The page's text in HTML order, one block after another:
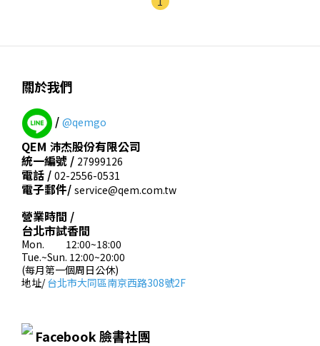
關於我們
/ @qemgo
QEM 沛杰股份有限公司
統一編號 / 27999126
電話 / 02-2556-0531
電子郵件/ service@qem.com.tw
營業時間 /
台北市試香間
Mon. 12:00~18:00
Tue.~Sun. 12:00~20:00
(每月第一個周日公休)
地址/台北市大同區南京西路308號2F
Facebook 臉書社團